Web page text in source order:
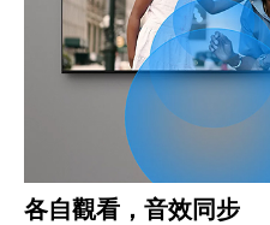
各自觀看，音效同步